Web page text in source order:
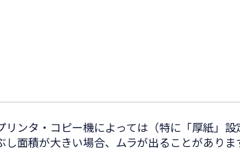
ンタ・コピー機によっては（特に「厚紙」
面積が大きい場合、ムラが出ることがありま